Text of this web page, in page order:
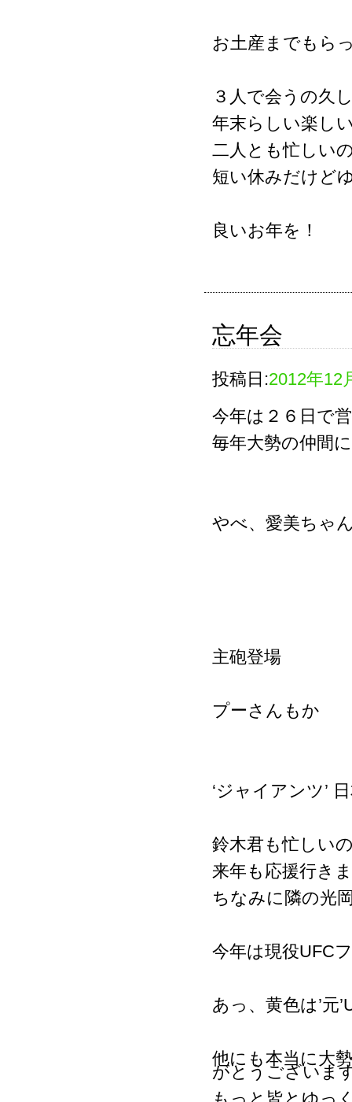
お土産までもら
３人で会うの久
年末らしい楽し
二人とも忙しい
短い休みだけど
良いお年を！
忘年会
投稿日:2012年12
今年は２６日で
毎年大勢の仲間
やべ、愛美ちゃ
主砲登場
プーさんもか
‘ジャイアンツ’
鈴木君も忙しい
来年も応援行き
ちなみに隣の光
今年は現役UFC
あっ、黄色は’元
他にも本当に大
がとうございま